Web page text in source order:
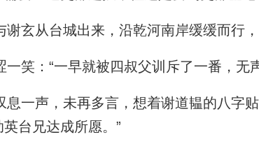
玄从台城出来，沿乾河南岸缓缓而行，
笑：“一早就被四叔父训斥了一番，无
一声，未再多言，想着谢道韫的八字
台兄达成所愿。”